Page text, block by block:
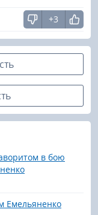
+3
в бою
Емельяненко